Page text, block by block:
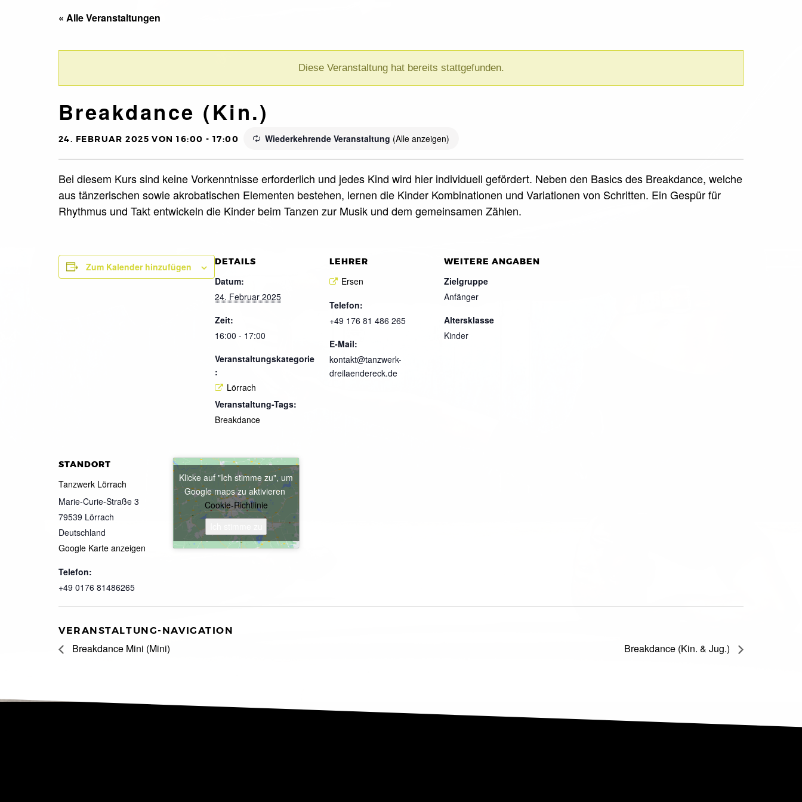
« Alle Veranstaltungen
Diese Veranstaltung hat bereits stattgefunden.
Breakdance (Kin.)
24. FEBRUAR 2025 VON 16:00 - 17:00 Wiederkehrende Veranstaltung (Alle anzeigen)
Bei diesem Kurs sind keine Vorkenntnisse erforderlich und jedes Kind wird hier individuell gefördert. Neben den Basics des Breakdance, welche
aus tänzerischen sowie akrobatischen Elementen bestehen, lernen die Kinder Kombinationen und Variationen von Schritten. Ein Gespür für
Rhythmus und Takt entwickeln die Kinder beim Tanzen zur Musik und dem gemeinsamen Zählen.
Zum Kalender hinzufügen DETAILS
Datum:
24. Februar 2025
Zeit:
16:00 - 17:00
Veranstaltungskategorie
:
Lörrach
Veranstaltung-Tags:
Breakdance
LEHRER
Ersen
Telefon:
+49 176 81 486 265
E-Mail:
kontakt@tanzwerk-
dreilaendereck.de
WEITERE ANGABEN
Zielgruppe
Anfänger
Altersklasse
Kinder
STANDORT
Tanzwerk Lörrach
Marie-Curie-Straße 3
79539 Lörrach
Deutschland
Google Karte anzeigen
Telefon:
+49 0176 81486265
Klicke auf "Ich stimme zu", um
Google maps zu aktivieren
Cookie-Richtlinie
VERANSTALTUNG-NAVIGATION
Breakdance Mini (Mini) Breakdance (Kin. & Jug.)